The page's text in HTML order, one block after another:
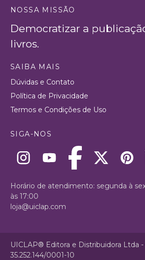
NOSSA MISSÃO
Democratizar a
livros.
SAIBA MAIS
Dúvidas e Contato
Política de Privacidade
Termos e Condições de Uso
SIGA-NOS
Horário de atendimento: segunda à
às 17:00
loja@uiclap.com
UICLAP® Editora e Distribuidora Ltda -
35.252.144/0001-10